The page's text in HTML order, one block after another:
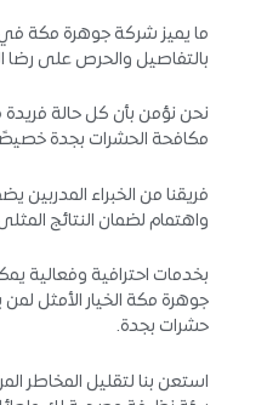
ما يميز شركة جوهرة مكة في
بالتفاصيل والحرص على رضا
نحن نؤمن بأن كل حالة
مكافحة الحشرات بجدة خصيصًا
فريقنا من الخبراء
واهتمام لضمان النتائج
بخدمات احترافية وفعالية
جوهرة مكة الخيار الأمثل
حشرات بجدة.
استعن بنا لتقليل المخاطر